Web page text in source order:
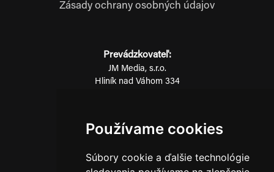
Používame cookies
Súbory cookie a ďalšie technológie
Zásady ochrany osobných údajov
Prevádzkovateľ:
JM Media, s.r.o.
Hliník nad Váhom 334
DIČ: 2121076738